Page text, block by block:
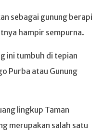
sebagai gunung berapi
hampir sempurna.
ini tumbuh di tepian
Purba atau Gunung
lingkup Taman
merupakan salah satu